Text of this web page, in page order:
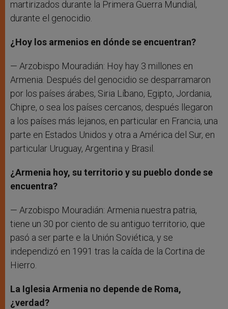
martirizados durante la Primera Guerra Mundial,
durante el genocidio.
¿Hoy los armenios en dónde se encuentran?
— Arzobispo Mouradián: Hoy hay 3 millones en
Armenia. Después del genocidio se desparramaron
por los países árabes, Siria Líbano, Egipto, Jordania,
Chipre, o sea los países cercanos, después llegaron
a los países más lejanos, en particular en Francia, una
parte en Estados Unidos y otra a América del Sur, en
particular Uruguay, Argentina y Brasil.
¿Armenia hoy, su territorio y su pueblo donde se
encuentra?
— Arzobispo Mouradián: Armenia nuestra patria,
tiene un 30 por ciento de su antiguo territorio, que
pasó a ser parte e la Unión Soviética, y se
independizó en 1991 tras la caída de la Cortina de
Hierro.
La Iglesia Armenia no depende de Roma,
¿verdad?